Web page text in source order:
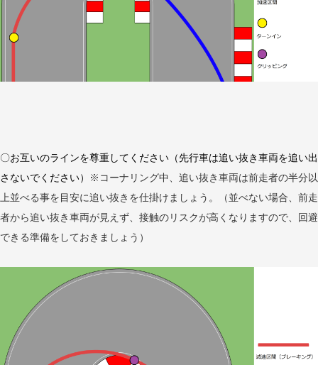
〇お互いのラインを尊重してください（先行車は追い抜き車両を追い出
さないでください）
※コーナリング中、追い抜き車両は前走者の半分以
上並べる事を目安に追い抜きを仕掛けましょう。（並べない場合、前走
者から追い抜き車両が見えず、接触のリスクが高くなりますので、回避
できる準備をしておきましょう）